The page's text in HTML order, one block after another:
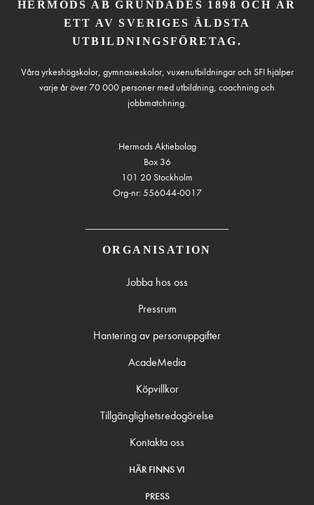
HERMODS AB GRUNDADES 1898 OCH ÄR
ETT AV SVERIGES ÄLDSTA
UTBILDNINGSFÖRETAG.
Våra yrkeshögskolor, gymnasieskolor, vuxenutbildningar och SFI hjälper
varje år över 70 000 personer med utbildning, coachning och
jobbmatchning.
Hermods Aktiebolag
Box 36
101 20 Stockholm
Org-nr: 556044-0017
ORGANISATION
Jobba hos oss
Pressrum
Hantering av personuppgifter
AcadeMedia
Köpvillkor
Tillgänglighetsredogörelse
Kontakta oss
HÄR FINNS VI
PRESS